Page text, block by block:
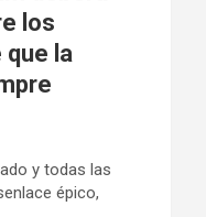
los
la
y todas las
épico,